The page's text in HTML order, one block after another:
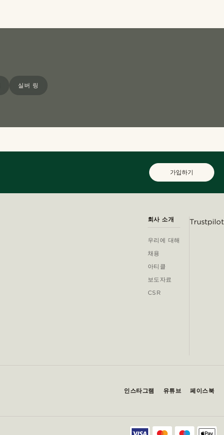
실버 링
가입하기
회사 소개
우리에 대해
채용
아티클
보도자료
CSR
Trustpilot
인스타그램 유튜브 페이스북